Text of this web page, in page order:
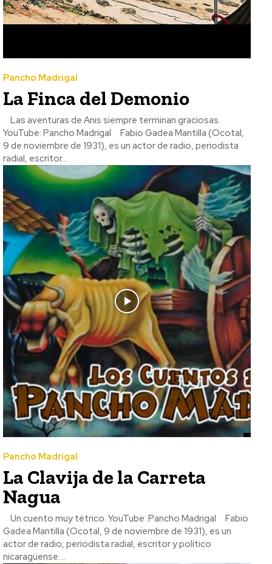
Pancho Madrigal
La Finca del Demonio
YouTube: Pancho Madrigal Fabio Gadea Mantilla (Ocotal,
9 de noviembre de 1931), es un actor de radio, periodista
radial, escritor...
Pancho Madrigal
La Clavija de la Carreta
Nagua
Gadea Mantilla (Ocotal, 9 de noviembre de 1931), es un
actor de radio, periodista radial, escritor y político
nicaragüense....